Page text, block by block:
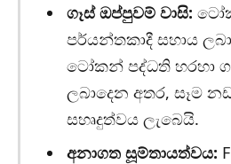
ගෑස් ඔප්පුවම් වාසි:
පර්යන්තකාදී සහාය
ටෝකන් පද්ධති හරහා
ලබාදෙන අතර, සෑම
සහෘදුත්වය ලැබෙයි.
අනාගත සූම්තායත්වය: